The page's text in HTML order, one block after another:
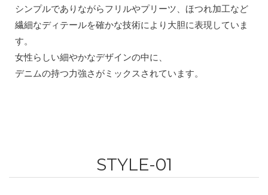
シンプルでありながらフリルやプリーツ、ほつれ加工など
繊細なディテールを確かな技術により大胆に表現していま
す。
女性らしい細やかなデザインの中に、
デニムの持つ力強さがミックスされています。
STYLE-01